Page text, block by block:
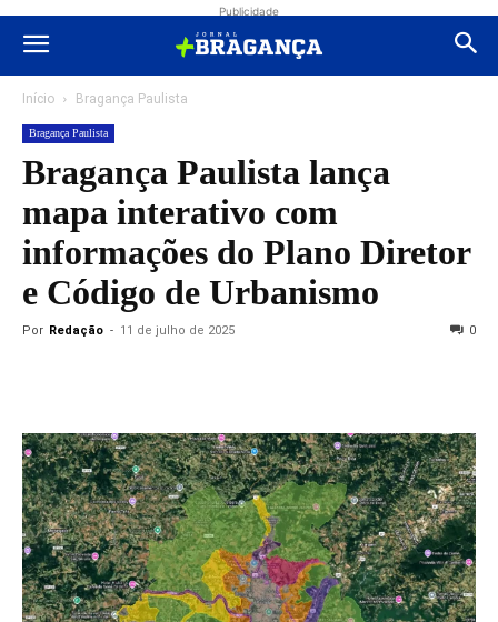
Publicidade
Início Bragança Paulista
Bragança Paulista
Bragança Paulista lança
mapa interativo com
informações do Plano Diretor
e Código de Urbanismo
Por Redação - 11 de julho de 2025 0